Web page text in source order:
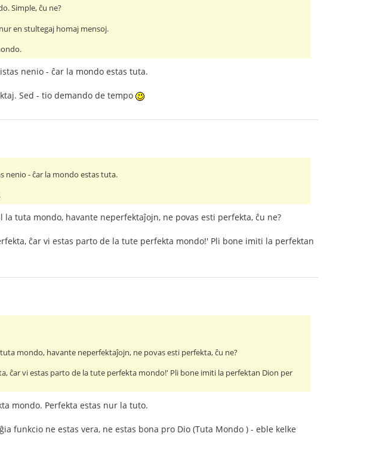
Simple, ĉu ne?
en stultegaj homaj mensoj.
nenio - ĉar la mondo estas tuta.
Sed - tio demando de tempo
nenio - ĉar la mondo estas tuta.
tuta mondo, havante neperfektaĵojn, ne povas esti perfekta, ĉu ne?
ĉar vi estas parto de la tute perfekta mondo!' Pli bone imiti la perfektan
mondo, havante neperfektaĵojn, ne povas esti perfekta, ĉu ne?
ĉar vi estas parto de la tute perfekta mondo!' Pli bone imiti la perfektan Dion per
mondo. Perfekta estas nur la tuto.
funkcio ne estas vera, ne estas bona pro Dio (Tuta Mondo ) - eble kelke